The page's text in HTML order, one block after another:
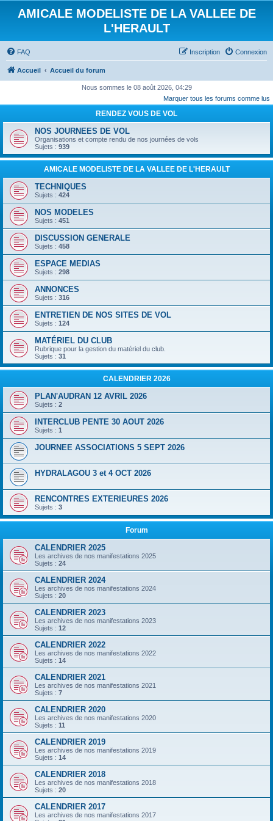
AMICALE MODELISTE DE LA VALLEE DE
L'HERAULT
FAQ Connexion
Inscription
Accueil Accueil du forum
Nous sommes le 08 août 2026, 04:29
Marquer tous les forums comme lus
RENDEZ VOUS DE VOL
NOS JOURNEES DE VOL
Organisations et compte rendu de nos journées de vols
Sujets : 939
AMICALE MODELISTE DE LA VALLEE DE L'HERAULT
TECHNIQUES
Sujets : 424
NOS MODELES
Sujets : 451
DISCUSSION GENERALE
Sujets : 458
ESPACE MEDIAS
Sujets : 298
ANNONCES
Sujets : 316
ENTRETIEN DE NOS SITES DE VOL
Sujets : 124
MATÉRIEL DU CLUB
Rubrique pour la gestion du matériel du club.
Sujets : 31
CALENDRIER 2026
PLAN'AUDRAN 12 AVRIL 2026
Sujets : 2
INTERCLUB PENTE 30 AOUT 2026
Sujets : 1
JOURNEE ASSOCIATIONS 5 SEPT 2026
HYDRALAGOU 3 et 4 OCT 2026
RENCONTRES EXTERIEURES 2026
Sujets : 3
Forum
CALENDRIER 2025
Les archives de nos manifestations 2025
Sujets : 24
CALENDRIER 2024
Les archives de nos manifestations 2024
Sujets : 20
CALENDRIER 2023
Les archives de nos manifestations 2023
Sujets : 12
CALENDRIER 2022
Les archives de nos manifestations 2022
Sujets : 14
CALENDRIER 2021
Les archives de nos manifestations 2021
Sujets : 7
CALENDRIER 2020
Les archives de nos manifestations 2020
Sujets : 11
CALENDRIER 2019
Les archives de nos manifestations 2019
Sujets : 14
CALENDRIER 2018
Les archives de nos manifestations 2018
Sujets : 20
CALENDRIER 2017
Les archives de nos manifestations 2017